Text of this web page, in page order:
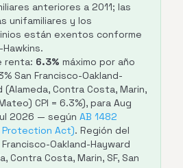
anteriores a 2011; las
unifamiliares y los
están exentos conforme
renta: 6.3% máximo por año
San Francisco-Oakland-
(Alameda, Contra Costa, Marin,
CPI = 6.3%), para Aug
2026 — según AB 1482
Protection Act). Región del
Francisco-Oakland-Hayward
Contra Costa, Marin, SF, San